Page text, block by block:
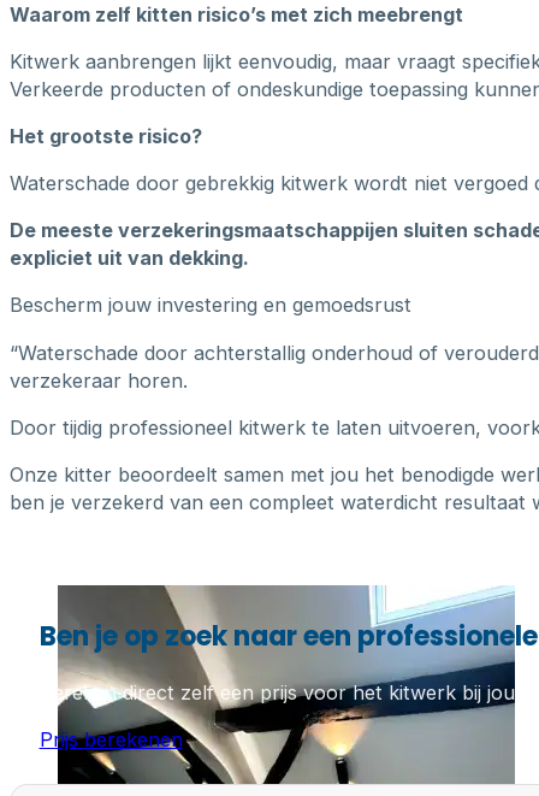
Waarom zelf kitten risico’s met zich meebrengt
Kitwerk aanbrengen lijkt eenvoudig, maar vraagt
Verkeerde producten of ondeskundige toepassing
Het grootste risico?
Waterschade door gebrekkig kitwerk wordt niet
De meeste verzekeringsmaatschappijen sluiten
expliciet uit van dekking.
Bescherm jouw investering en gemoedsrust
“Waterschade door achterstallig onderhoud of
verzekeraar horen.
Door tijdig professioneel kitwerk te laten uitvoeren,
Onze kitter beoordeelt samen met jou het benodigde
ben je verzekerd van een compleet waterdicht resultaat
Ben je op zoek naar een
Bereken direct zelf een prijs voor het kitwerk bij jou
Prijs berekenen